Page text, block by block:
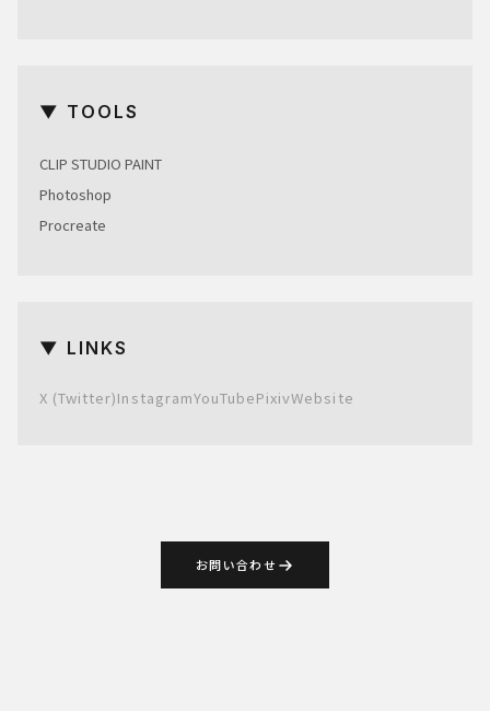
▼ TOOLS
CLIP STUDIO PAINT
Photoshop
Procreate
▼ LINKS
X (Twitter)InstagramYouTubePixivWebsite
お問い合わせ